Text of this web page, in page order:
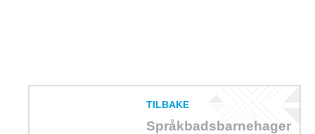
TILBAKE
Språkbadsbarnehager